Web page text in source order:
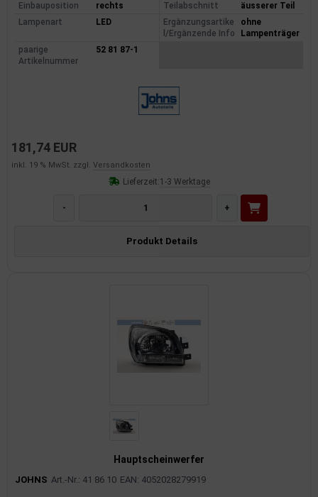
Einbauposition rechts Teilabschnitt
äusserer Teil
Lampenart
LED
Ergänzungsartike
l/Ergänzende Info
ohne
Lampenträger
paarige
Artikelnummer
52 81 87-1
181,74 EUR
inkl. 19 % MwSt. zzgl. Versandkosten
Lieferzeit:1-3 Werktage
- +
Produkt Details
Hauptscheinwerfer
JOHNS Art.-Nr.: 41 86 10 EAN: 4052028279919